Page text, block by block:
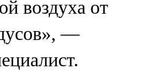
воздуха от
—